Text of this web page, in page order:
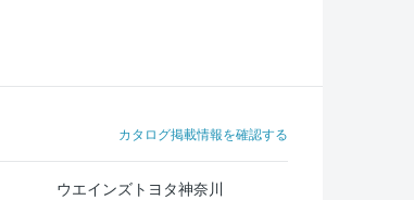
カタログ掲載情報を確認する
ウエインズトヨタ神奈川